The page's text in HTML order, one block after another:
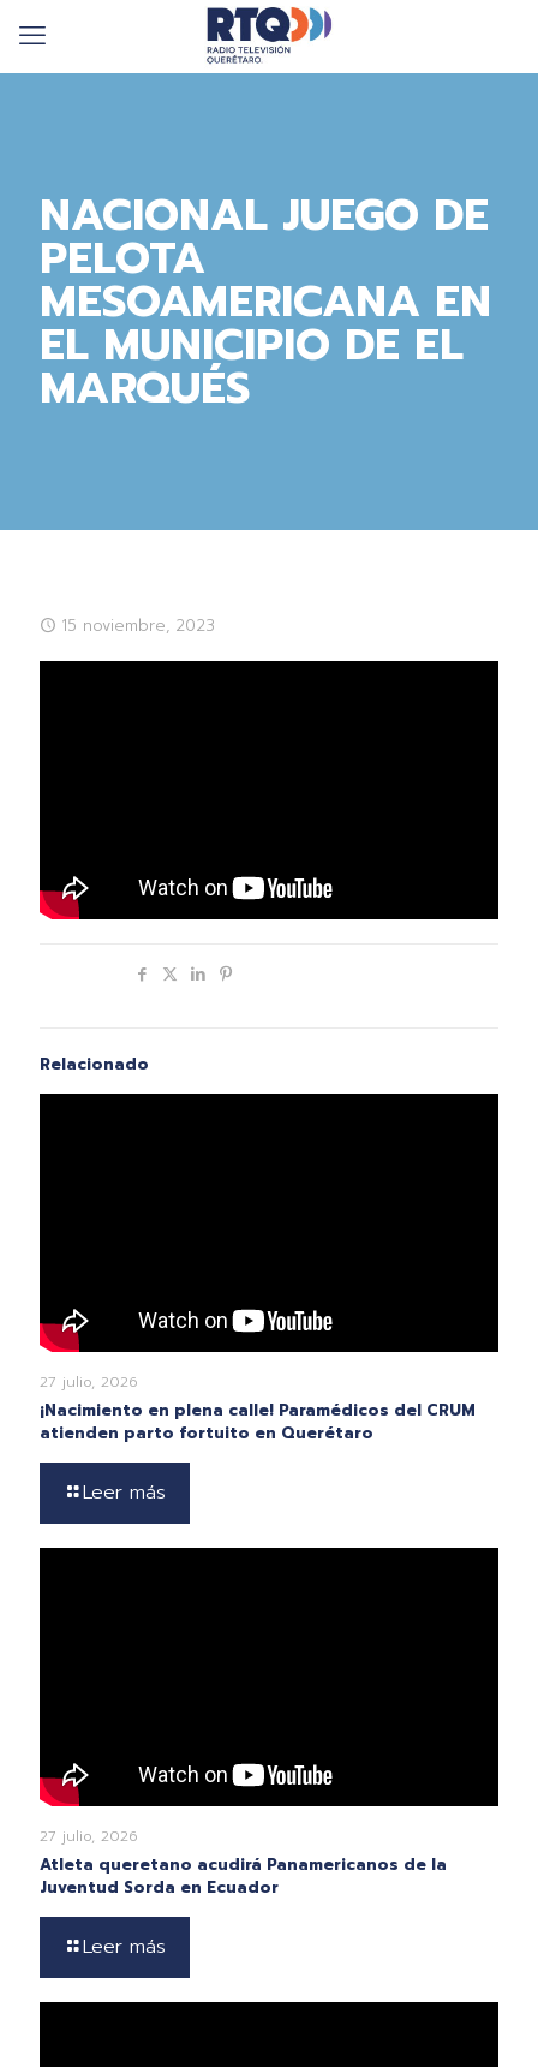
NACIONAL JUEGO DE
PELOTA
MESOAMERICANA EN
EL MUNICIPIO DE EL
MARQUÉS
15 noviembre, 2023
Relacionado
27 julio, 2026
¡Nacimiento en plena calle! Paramédicos del CRUM
atienden parto fortuito en Querétaro
Leer más
27 julio, 2026
Atleta queretano acudirá Panamericanos de la
Juventud Sorda en Ecuador
Leer más